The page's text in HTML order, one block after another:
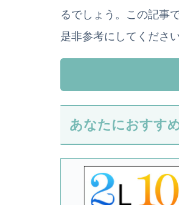
るでしょう。この記事
是非参考にしてください
あなたにおすす